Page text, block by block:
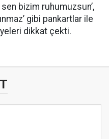
bizim ruhumuzsun’,
gibi pankartlar ile
dikkat çekti.